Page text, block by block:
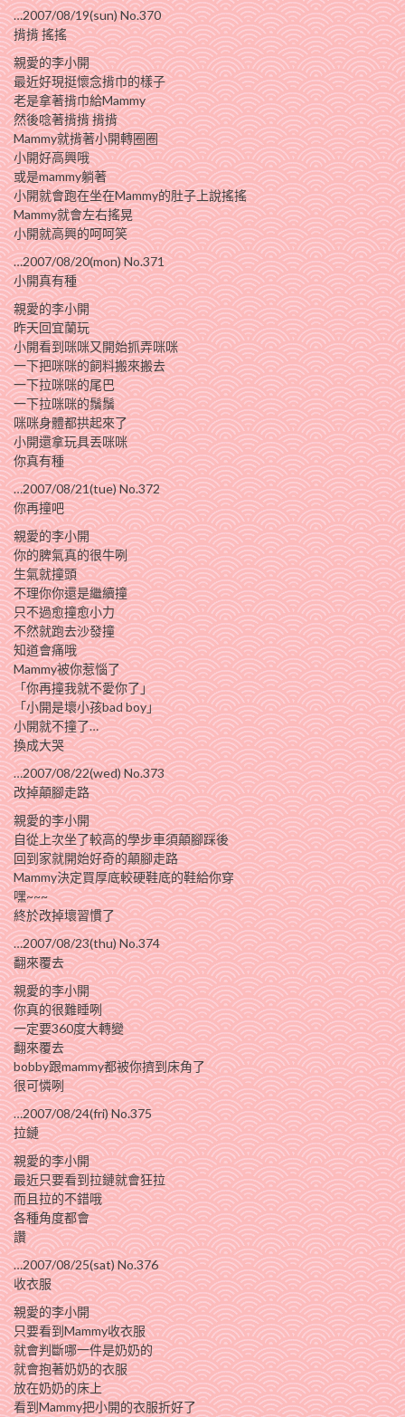
…2007/08/19(sun) No.370
揹揹 搖搖
親愛的李小開
最近好現挺懷念揹巾的樣子
老是拿著揹巾給Mammy
然後唸著揹揹 揹揹
Mammy就揹著小開轉圈圈
小開好高興哦
或是mammy躺著
小開就會跑在坐在Mammy的肚子上說搖搖
Mammy就會左右搖晃
小開就高興的呵呵笑
…2007/08/20(mon) No.371
小開真有種
親愛的李小開
昨天回宜蘭玩
小開看到咪咪又開始抓弄咪咪
一下把咪咪的飼料搬來搬去
一下拉咪咪的尾巴
一下拉咪咪的鬚鬚
咪咪身體都拱起來了
小開還拿玩具丟咪咪
你真有種
…2007/08/21(tue) No.372
你再撞吧
親愛的李小開
你的脾氣真的很牛咧
生氣就撞頭
不理你你還是繼續撞
只不過愈撞愈小力
不然就跑去沙發撞
知道會痛哦
Mammy被你惹惱了
「你再撞我就不愛你了」
「小開是壞小孩bad boy」
小開就不撞了…
換成大哭
…2007/08/22(wed) No.373
改掉顛腳走路
親愛的李小開
自從上次坐了較高的學步車須顛腳踩後
回到家就開始好奇的顛腳走路
Mammy決定買厚底較硬鞋底的鞋給你穿
嘿~~~
終於改掉壞習慣了
…2007/08/23(thu) No.374
翻來覆去
親愛的李小開
你真的很難睡咧
一定要360度大轉變
翻來覆去
bobby跟mammy都被你擠到床角了
很可憐咧
…2007/08/24(fri) No.375
拉鏈
親愛的李小開
最近只要看到拉鏈就會狂拉
而且拉的不錯哦
各種角度都會
讚
…2007/08/25(sat) No.376
收衣服
親愛的李小開
只要看到Mammy收衣服
就會判斷哪一件是奶奶的
就會抱著奶奶的衣服
放在奶奶的床上
看到Mammy把小開的衣服折好了